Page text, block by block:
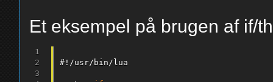
Et eksempel på brugen af if/
#! /usr/ bin/lua